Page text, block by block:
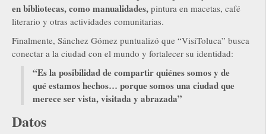
en bibliotecas, como manualidades, pintura en macetas, café
literario y otras actividades comunitarias.
Finalmente, Sánchez Gómez puntualizó que “VisiToluca” busca
conectar a la ciudad con el mundo y fortalecer su identidad:
“Es la posibilidad de compartir quiénes somos y de
qué estamos hechos… porque somos una ciudad que
merece ser vista, visitada y abrazada”
Datos